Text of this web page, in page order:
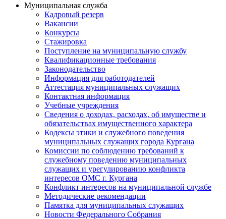
Муниципальная служба
Кадровый резерв
Вакансии
Конкурсы
Стажировка
Поступление на муниципальную службу
Квалификационные требования
Законодательство
Информация для работодателей
Аттестация муниципальных служащих
Контактная информация
Учебные учреждения
Сведения о доходах, расходах, об имуществе и
обязательствах имущественного характера
Кодексы этики и служебного поведения
муниципальных служащих города Кургана
Комиссии по соблюдению требований к
служебному поведению муниципальных
служащих и урегулированию конфликта
интересов ОМС г. Кургана
Конфликт интересов на муниципальной службе
Методические рекомендации
Памятка для муниципальных служащих
Новости Федерального Cобрания